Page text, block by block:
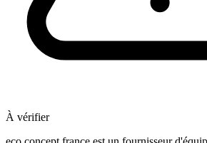
À vérifier